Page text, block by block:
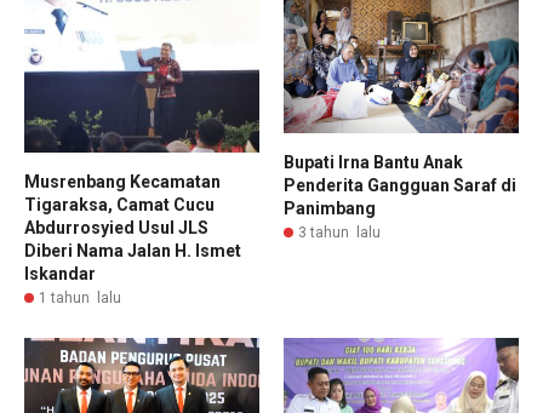
Musrenbang Kecamatan
Tigaraksa, Camat Cucu
Abdurrosyied Usul JLS
Diberi Nama Jalan H. Ismet
Iskandar
1 tahun lalu
Bupati Irna Bantu Anak
Penderita Gangguan Saraf di
Panimbang
3 tahun lalu